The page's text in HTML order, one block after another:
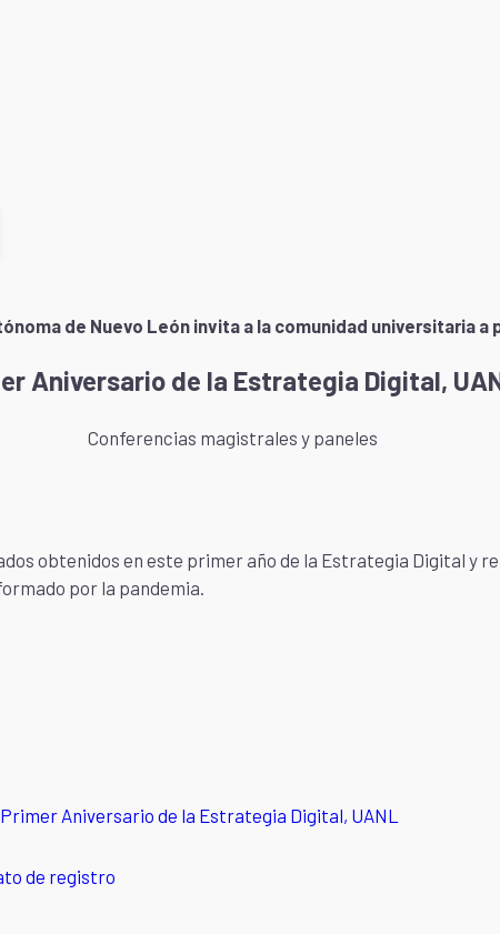
de Nuevo León invita a la comunidad universitaria a
Aniversario de la Estrategia Digital,
Conferencias magistrales y paneles
obtenidos en este primer año de la Estrategia Digital y
por la pandemia.
Primer Aniversario de la Estrategia Digital, UANL
de registro